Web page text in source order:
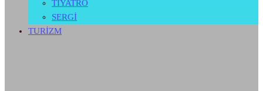
TİYATRO
SERGİ
TURİZM